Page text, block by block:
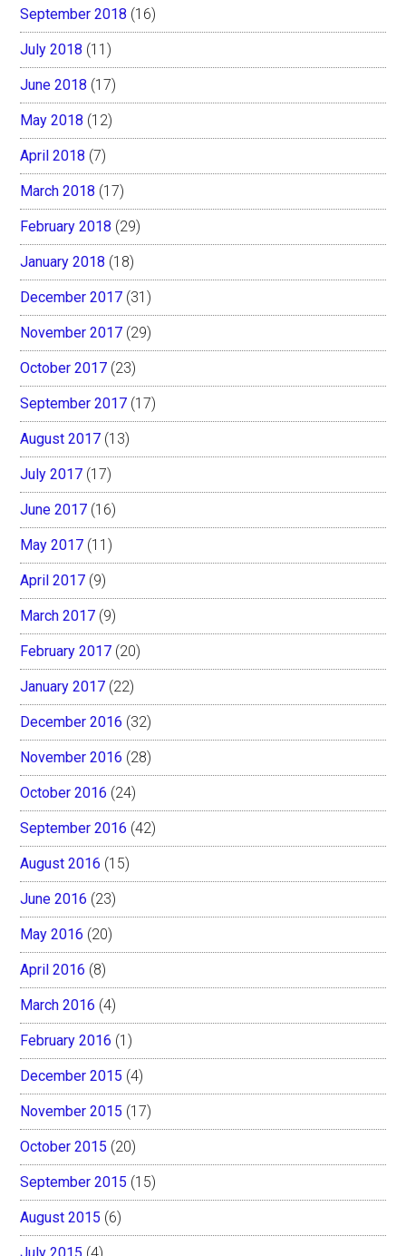
September 2018 (16)
July 2018 (11)
June 2018 (17)
May 2018 (12)
April 2018 (7)
March 2018 (17)
February 2018 (29)
January 2018 (18)
December 2017 (31)
November 2017 (29)
October 2017 (23)
September 2017 (17)
August 2017 (13)
July 2017 (17)
June 2017 (16)
May 2017 (11)
April 2017 (9)
March 2017 (9)
February 2017 (20)
January 2017 (22)
December 2016 (32)
November 2016 (28)
October 2016 (24)
September 2016 (42)
August 2016 (15)
June 2016 (23)
May 2016 (20)
April 2016 (8)
March 2016 (4)
February 2016 (1)
December 2015 (4)
November 2015 (17)
October 2015 (20)
September 2015 (15)
August 2015 (6)